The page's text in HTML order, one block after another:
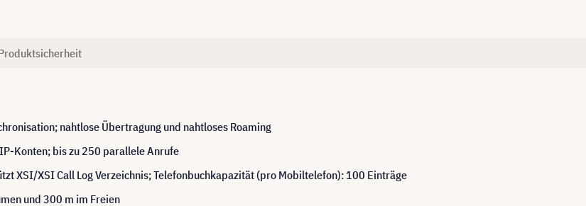
nahtlose Übertragung und nahtloses Roaming
Konten; bis zu 250 parallele Anrufe
XSI/XSI Call Log Verzeichnis; Telefonbuchkapazität (pro Mobiltelefon): 100 Einträge
und 300 m im Freien